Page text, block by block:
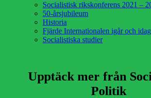
Socialistisk rikskonferens 2021 –
50-årsjubileum
Historia
Fjärde Internationalen igår och idag
Socialistiska studier
Upptäck mer från
Politik